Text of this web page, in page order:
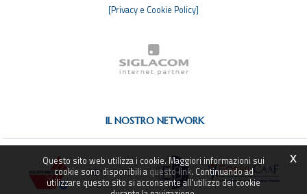
[Privacy e Cookie Policy]
x
Questo sito web utilizza i cookie. Maggiori informazioni sui
cookie sono disponibili a questo link. Continuando ad
utilizzare questo sito si acconsente all'utilizzo dei cookie
IL NOSTRO NETWORK